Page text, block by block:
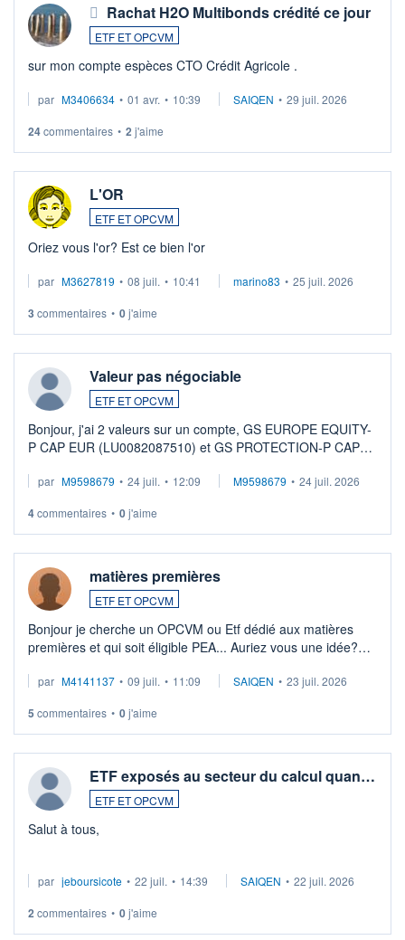
Rachat H2O Multibonds crédité ce jour
ETF ET OPCVM
sur mon compte espèces CTO Crédit Agricole .
par M3406634 • 01 avr. • 10:39 SAIQEN • 29 juil. 2026
24commentaires • 2 j'aime
L'OR
ETF ET OPCVM
Oriez vous l'or? Est ce bien l'or
par M3627819 • 08 juil. • 10:41 marino83 • 25 juil. 2026
3 commentaires • 0j'aime
Valeur pas négociable
ETF ET OPCVM
Bonjour, j'ai 2 valeurs sur un compte, GS EUROPE EQUITY-
P CAP EUR (LU0082087510) et GS PROTECTION-P CAP
veux procéder à la vente, on me signale ...
par M9598679 • 24 juil. • 12:09 M9598679 • 24 juil. 2026
4commentaires • 0j'aime
matières premières
ETF ET OPCVM
Bonjour je cherche un OPCVM ou Etf dédié aux matières
premières et qui soit éligible PEA... Auriez vous une idée?
par M4141137 • 09 juil. • 11:09 SAIQEN • 23 juil. 2026
5 commentaires • 0j'aime
ETF exposés au secteur du calcul quan…
ETF ET OPCVM
Salut à tous,
via un ETF plutôt que des actions individuelles.
Idéalement, je voudrais qu'il soit éligible au PEA.
par jeboursicote • 22 juil. • 14:39 SAIQEN • 22 juil. 2026
2 commentaires • 0j'aime